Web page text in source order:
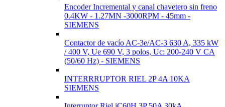
Encoder Incremental y canal chavetero sin freno
0.4KW - 1.27MN -3000RPM - 45mm -
SIEMENS
Contactor de vacío AC-3e/AC-3 630 A, 335 kW
/ 400 V, Ue 690 V, 3 polos, Uc: 200-240 V CA
(50/60 Hz) - SIEMENS
INTERRRUPTOR RIEL 2P 4A 10KA
SIEMENS